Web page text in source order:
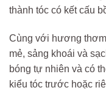
thành tóc có kết cấu
Cùng với hương
mẻ, sảng khoái và
bóng tự nhiên và có
kiểu tóc trước hoặc